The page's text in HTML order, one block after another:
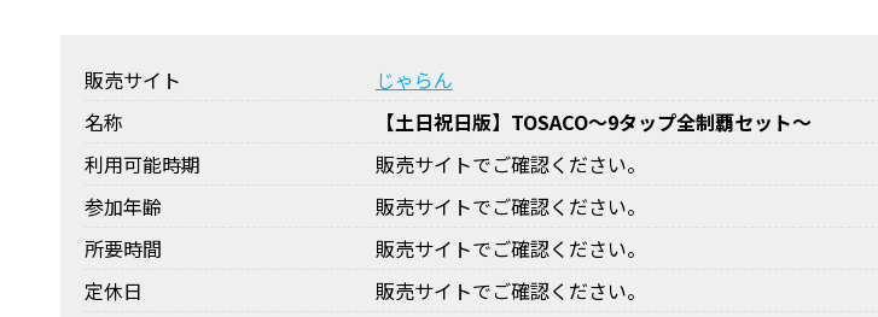
販売サイト
じゃらん
名称
【土日祝日版】TOSACO～9タップ全制覇セット～
利用可能時期
販売サイトでご確認ください。
参加年齢
販売サイトでご確認ください。
所要時間
販売サイトでご確認ください。
定休日
販売サイトでご確認ください。